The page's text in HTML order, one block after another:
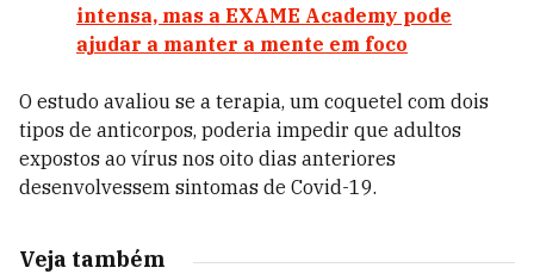
intensa, mas a EXAME Academy pode
ajudar a manter a mente em foco
O estudo avaliou se a terapia, um coquetel com dois
tipos de anticorpos, poderia impedir que adultos
expostos ao vírus nos oito dias anteriores
desenvolvessem sintomas de Covid-19.
Veja também